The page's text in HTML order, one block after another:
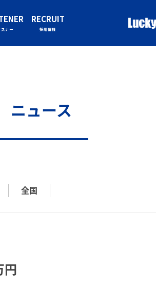
スナー
RECRUIT
採用情報
ニュース
全国
円